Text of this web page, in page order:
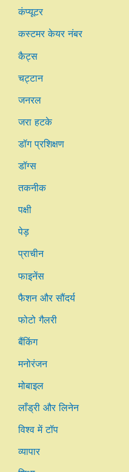
कंप्यूटर
कस्टमर केयर नंबर
कैट्स
चट्टान
जनरल
जरा हटके
डॉग प्रशिक्षण
डॉग्स
तकनीक
पक्षी
पेड़
प्राचीन
फाइनेंस
फैशन और सौंदर्य
फोटो गैलरी
बैंकिंग
मनोरंजन
मोबाइल
लाँड्री और लिनेन
विश्व में टॉप
व्यापार